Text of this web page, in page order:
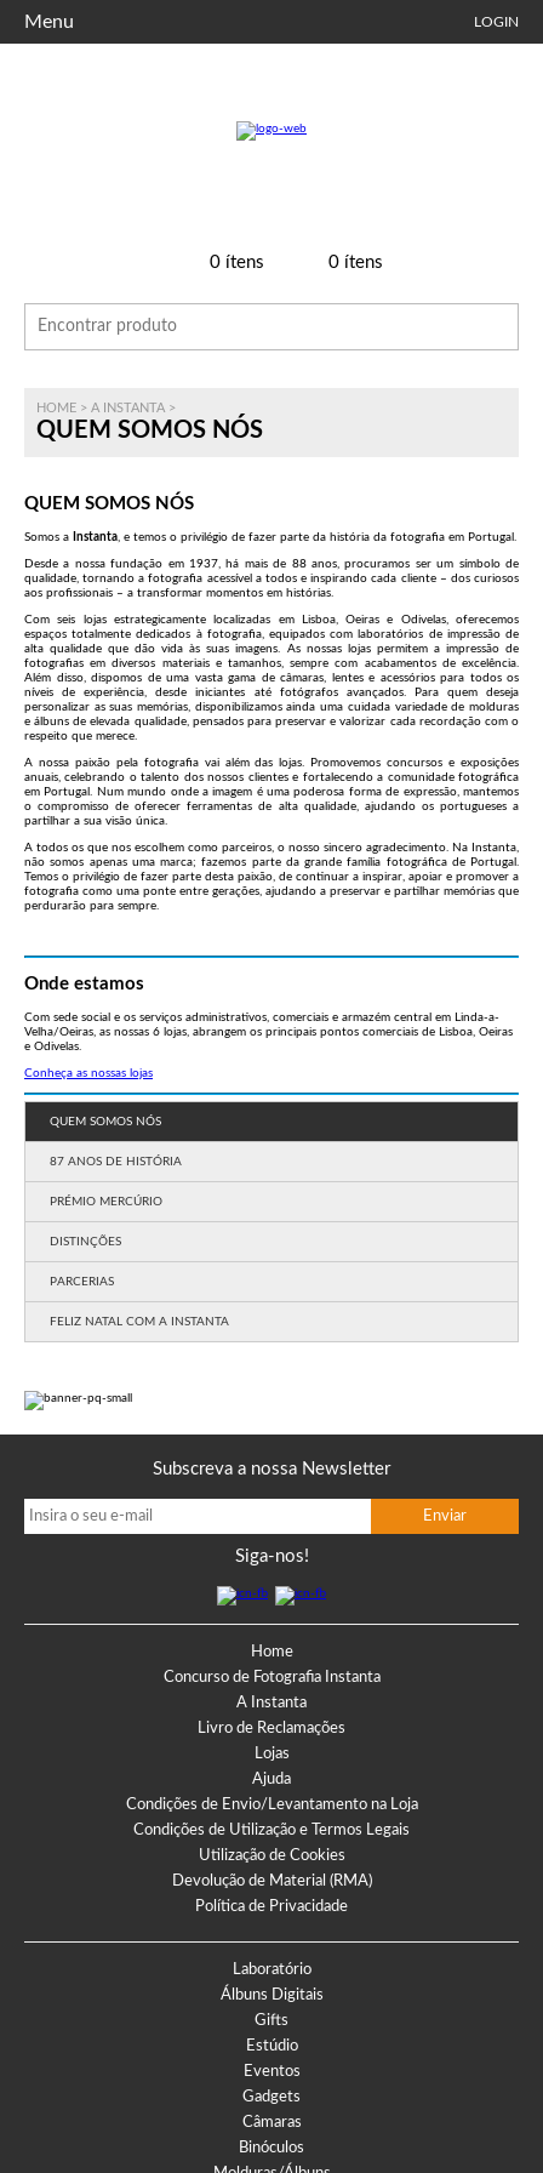
Menu LOGIN
0ítens 0ítens
HOME > A INSTANTA >
QUEM SOMOS NÓS
QUEM SOMOS NÓS
Somos a Instanta, e temos o privilégio de fazer parte da história da fotografia em Portugal.
Desde a nossa fundação em 1937, há mais de 88 anos, procuramos ser um símbolo de
qualidade, tornando a fotografia acessível a todos e inspirando cada cliente – dos curiosos
aos profissionais – a transformar momentos em histórias.
Com seis lojas estrategicamente localizadas em Lisboa, Oeiras e Odivelas, oferecemos
espaços totalmente dedicados à fotografia, equipados com laboratórios de impressão de
alta qualidade que dão vida às suas imagens. As nossas lojas permitem a impressão de
fotografias em diversos materiais e tamanhos, sempre com acabamentos de excelência.
Além disso, dispomos de uma vasta gama de câmaras, lentes e acessórios para todos os
níveis de experiência, desde iniciantes até fotógrafos avançados. Para quem deseja
personalizar as suas memórias, disponibilizamos ainda uma cuidada variedade de molduras
e álbuns de elevada qualidade, pensados para preservar e valorizar cada recordação com o
respeito que merece.
A nossa paixão pela fotografia vai além das lojas. Promovemos concursos e exposições
anuais, celebrando o talento dos nossos clientes e fortalecendo a comunidade fotográfica
em Portugal. Num mundo onde a imagem é uma poderosa forma de expressão, mantemos
o compromisso de oferecer ferramentas de alta qualidade, ajudando os portugueses a
partilhar a sua visão única.
A todos os que nos escolhem como parceiros, o nosso sincero agradecimento. Na Instanta,
não somos apenas uma marca; fazemos parte da grande família fotográfica de Portugal.
Temos o privilégio de fazer parte desta paixão, de continuar a inspirar, apoiar e promover a
fotografia como uma ponte entre gerações, ajudando a preservar e partilhar memórias que
perdurarão para sempre.
Onde estamos
Com sede social e os serviços administrativos, comerciais e armazém central em Linda-a-
Velha/Oeiras, as nossas 6 lojas, abrangem os principais pontos comerciais de Lisboa, Oeiras
e Odivelas.
Conheça as nossas lojas
QUEM SOMOS NÓS
87 ANOS DE HISTÓRIA
PRÉMIO MERCÚRIO
DISTINÇÕES
PARCERIAS
FELIZ NATAL COM A INSTANTA
Subscreva a nossa Newsletter
Siga-nos!
Home
Concurso de Fotografia Instanta
A Instanta
Livro de Reclamações
Lojas
Ajuda
Condições de Envio/Levantamento na Loja
Condições de Utilização e Termos Legais
Utilização de Cookies
Devolução de Material (RMA)
Política de Privacidade
Laboratório
Álbuns Digitais
Gifts
Estúdio
Eventos
Gadgets
Câmaras
Binóculos